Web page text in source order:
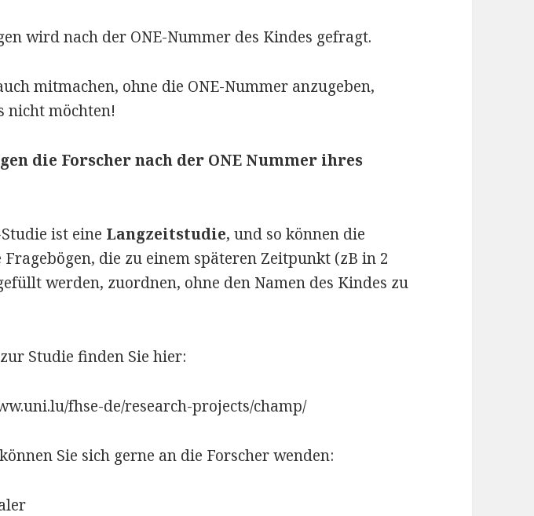
wird nach der ONE-Nummer des Kindes gefragt.
mitmachen, ohne die ONE-Nummer anzugeben,
nicht möchten!
die Forscher nach der ONE Nummer ihres
ist eine Langzeitstudie, und so können die
Fragebögen, die zu einem späteren Zeitpunkt (zB in 2
werden, zuordnen, ohne den Namen des Kindes zu
zur Studie finden Sie hier:
fhse-de/research-projects/champ/
können Sie sich gerne an die Forscher wenden: